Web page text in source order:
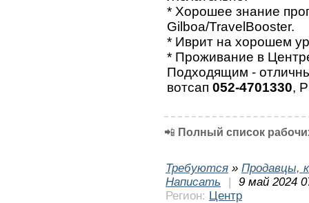
* Хорошее знание
Gilboa/TravelBooster.
* Иврит на хорошем
* Проживание в
Подходящим -
вотсап 052-4701330,
📲 Полный список
Требуются » Продавцы,
Написать
|
9 май 2024
Регион: Центр